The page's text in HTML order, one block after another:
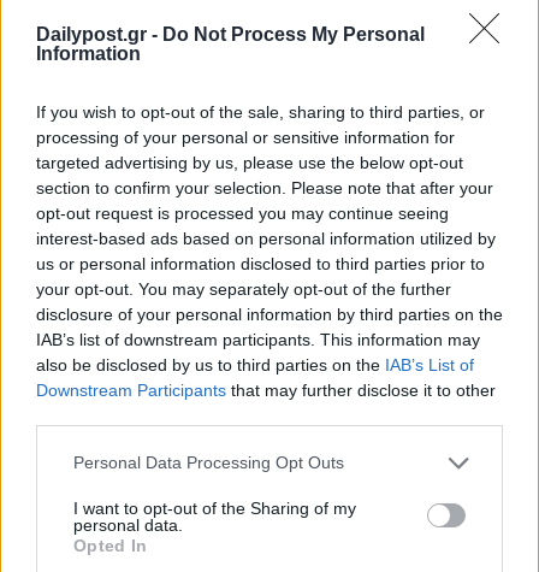
Dailypost.gr - Do Not Process My Personal
Information
If you wish to opt-out of the sale, sharing to third parties, or
processing of your personal or sensitive information for
targeted advertising by us, please use the below opt-out
section to confirm your selection. Please note that after your
opt-out request is processed you may continue seeing
interest-based ads based on personal information utilized by
us or personal information disclosed to third parties prior to
your opt-out. You may separately opt-out of the further
disclosure of your personal information by third parties on the
IAB’s list of downstream participants. This information may
also be disclosed by us to third parties on the IAB’s List of
Downstream Participants that may further disclose it to other
Personal Data Processing Opt Outs
I want to opt-out of the Sharing of my
personal data.
Opted In
Έχουμε ακούσει διάφορα περίεργα κατά καιρούς στη Βουλή, αλλά
το χθεσινό που ακούσαμε από βουλευτή του ΜέΡΑ25 νομίζω
γράφει ο "Μικροπολιτικός" στην εφημερίδα ΤΑ ΝΕΑ. Και
συνεχίζει: "Η εισηγήτρια του κόμματος, Αγγελική
Αδαμοπούλου,...
Το πρώτο αντάρτικο για το κόμμα του